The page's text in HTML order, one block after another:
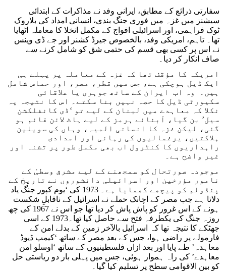
سفارتی ذرائع کے مطابق، ایرانی وفد نے مذاکرات کے ابتدائی
سیشنز میں غزہ میں فوری جنگ بندی، انسانی امداد کی بلاروک
ٹوک فراہمی، اور اسرائیلی افواج کے مکمل انخلا کا معاملہ اٹھایا
تھا۔ تاہم، امریکی وفد، بالخصوص جیرڈ کشنر اور جے ڈی وینس
نے اس پر کسی بھی قسم کی حتمی شق کو شامل کرنے سے
صاف انکار کر دیا۔
امریکہ کا مؤقف تھا کہ غزہ کے معاملہ پر پہلے ہی
ایک ڈیل ہوچکی ہے، جس میں قطر، مصر، اور حماس شامل
ہیں۔ وہ اب ایران کے ساتھ جوہری یا علاقائی
سکیورٹی ڈیل کا حصہ نہیں بنا سکتے۔ اس کا نتیجہ یہ
نکلا کہ معاہدے میں لبنان کے لیے تو ‘ڈی کانفلکشن
سیل’ بن گیا، آبنائے ہرمز کے لیے ہاٹ لائن قائم ہو
گئی، لیکن غزہ کا انسانی المیہ، وہاں کی سویلین
ہلاکتیں، یرغمالیوں کی رہائی اور امدادی
راہداریوں کا کنٹرول اب بھی مکمل طور پر تشنہ اور
غیر واضح ہے۔
موجودہ صورتحال کو سمجھنے کے لیے مشرق وسطیٰ کے
نامور مؤرخین اور اسرائیلی دانشوروں نے تاریخ کے
پنڈولم کو پیچھے گھمایا ہے۔ 1973 کی ‘یوم کپور جنگ یاد
دلاتا ہے جب مصر کے اچانک حملے نے اسرائیل کے ناقابلِ شکست
ہونے کے اس غرور کو پاش پاش کر دیا تھا جو اس نے 1967 کی چھ
روزہ جنگ کی یکطرفہ فتح سے حاصل کیا تھا۔1973 کے اسی
جھٹکے کا نتیجہ تھا کہ اسرائیل بالآخر زمین کے بدلے امن کے
فارمولے پر راضی ہوا، جس کے بعد مصر کے ساتھ ‘کیمپ ڈیوڈ
معاہدہ’ طے پایا اور بعد ازاں فلسطینیوں کے ساتھ ‘اوسلو امن
معاہدے’ کی راہ ہموار ہوئی، جس میں پہلی بار دو ریاستی حل
کو بین الاقوامی سطح پر تسلیم کیا گیا۔